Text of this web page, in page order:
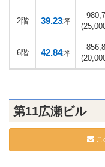
2階 39.23坪
6階 42.84坪
第11広瀬ビル
こ